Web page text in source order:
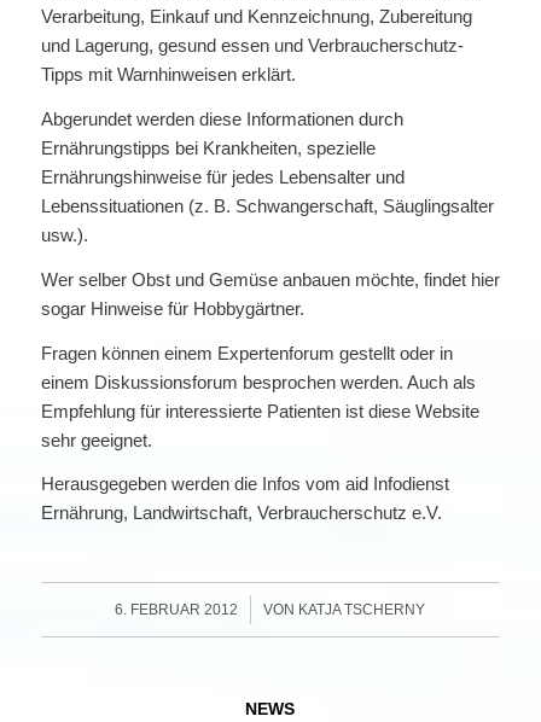
Verarbeitung, Einkauf und Kennzeichnung, Zubereitung
und Lagerung, gesund essen und Verbraucherschutz-
Tipps mit Warnhinweisen erklärt.
Abgerundet werden diese Informationen durch
Ernährungstipps bei Krankheiten, spezielle
Ernährungshinweise für jedes Lebensalter und
Lebenssituationen (z. B. Schwangerschaft, Säuglingsalter
usw.).
Wer selber Obst und Gemüse anbauen möchte, findet hier
sogar Hinweise für Hobbygärtner.
Fragen können einem Expertenforum gestellt oder in
einem Diskussionsforum besprochen werden. Auch als
Empfehlung für interessierte Patienten ist diese Website
sehr geeignet.
Herausgegeben werden die Infos vom aid Infodienst
Ernährung, Landwirtschaft, Verbraucherschutz e.V.
6. FEBRUAR 2012
/ VON KATJA TSCHERNY
NEWS